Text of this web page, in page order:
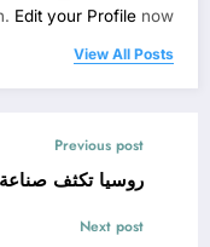
Edit your Profile now.
View All Posts
Previous post
روسيا تكثف صناعة
Next post